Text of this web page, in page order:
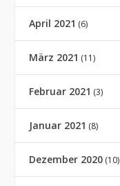
April 2021 (6)
März 2021 (11)
Februar 2021 (3)
Januar 2021 (8)
Dezember 2020 (10)